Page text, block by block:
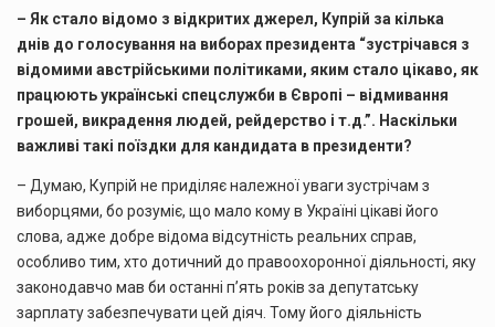
– Як стало відомо з відкритих джерел, Купрій за кілька
днів до голосування на виборах президента “зустрічався з
відомими австрійськими політиками, яким стало цікаво, як
працюють українські спецслужби в Європі – відмивання
грошей, викрадення людей, рейдерство і т.д.”. Наскільки
важливі такі поїздки для кандидата в президенти?
– Думаю, Купрій не приділяє належної уваги зустрічам з
виборцями, бо розуміє, що мало кому в Україні цікаві його
слова, адже добре відома відсутність реальних справ,
особливо тим, хто дотичний до правоохоронної діяльності, яку
законодавчо мав би останні п’ять років за депутатську
зарплату забезпечувати цей діяч. Тому його діяльність